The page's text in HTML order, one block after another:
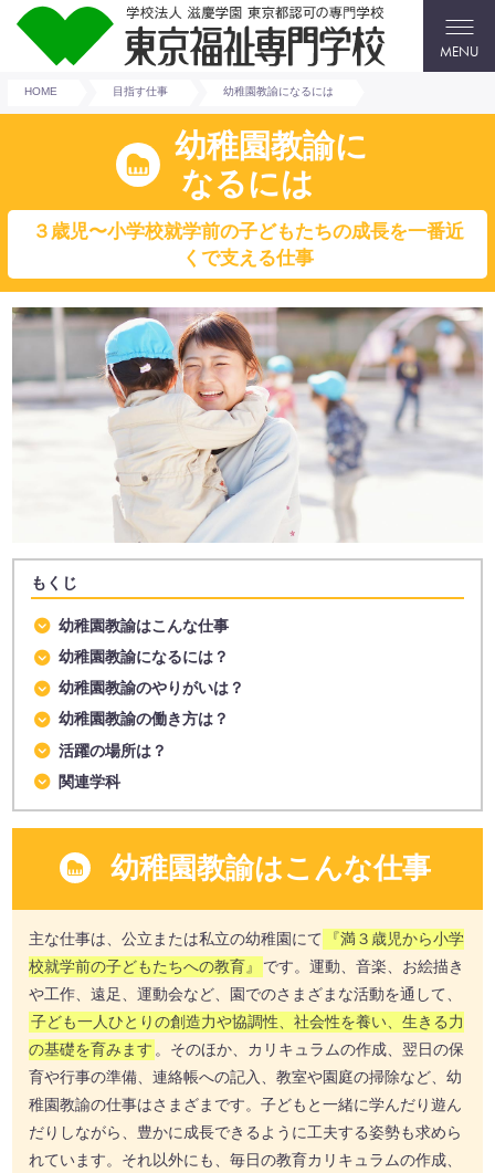
MENU
HOME 目指す仕事 幼稚園教諭になるには
幼稚園教諭に
なるには
３歳児〜小学校就学前の子どもたちの成長を一番近
くで支える仕事
もくじ
幼稚園教諭はこんな仕事
幼稚園教諭になるには？
幼稚園教諭のやりがいは？
幼稚園教諭の働き方は？
活躍の場所は？
関連学科
幼稚園教諭はこんな仕事
主な仕事は、公立または私立の幼稚園にて
『満３歳児から小学
校就学前の子どもたちへの教育』
です。運動、音楽、お絵描き
や工作、遠足、運動会など、園でのさまざまな活動を通して、
子ども一人ひとりの創造力や協調性、社会性を養い、生きる力
の基礎を育みます 。そのほか、カリキュラムの作成、翌日の保
育や行事の準備、連絡帳への記入、教室や園庭の掃除など、幼
稚園教諭の仕事はさまざまです。子どもと一緒に学んだり遊ん
だりしながら、豊かに成長できるように工夫する姿勢も求めら
れています。それ以外にも、毎日の教育カリキュラムの作成、